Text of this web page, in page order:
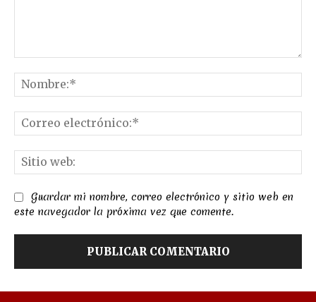
Guardar mi nombre, correo electrónico y sitio web en
este navegador la próxima vez que comente.